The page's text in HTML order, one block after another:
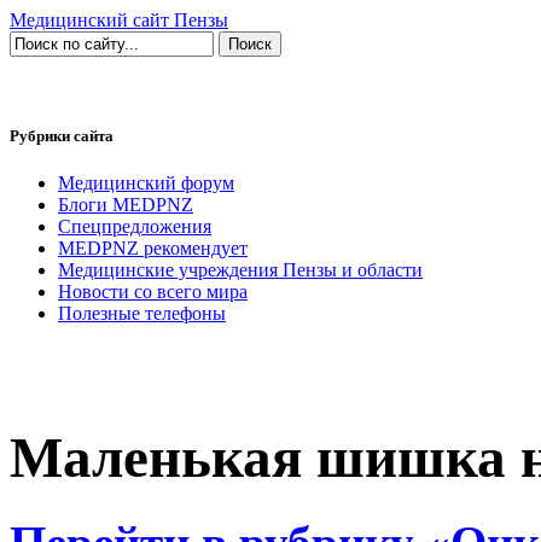
Медицинский сайт Пензы
Рубрики сайта
Медицинский форум
Блоги MEDPNZ
Спецпредложения
MEDPNZ рекомендует
Медицинские учреждения Пензы и области
Новости со всего мира
Полезные телефоны
Маленькая шишка